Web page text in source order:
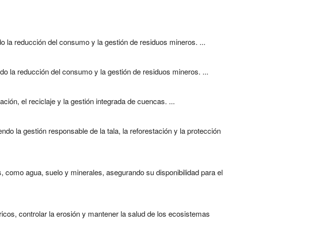
la reducción del consumo y la gestión de residuos mineros. ...
la reducción del consumo y la gestión de residuos mineros. ...
el reciclaje y la gestión integrada de cuencas. ...
la gestión responsable de la tala, la reforestación y la protección
agua, suelo y minerales, asegurando su disponibilidad para el
controlar la erosión y mantener la salud de los ecosistemas